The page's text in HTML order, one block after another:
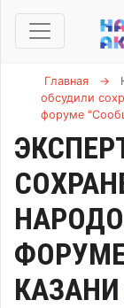
Главная →
обсудили
форуме
КАЗАНИ